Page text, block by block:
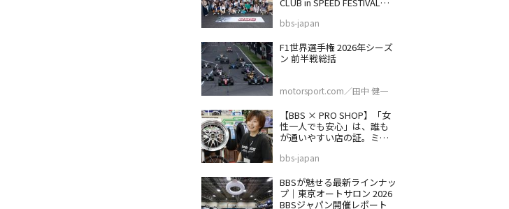
bbs-japan
F1世界選手権 2026年シーズ
ン 前半戦総括
motorsport.com／田中 健一
【BBS × PRO SHOP】「女
性一人でも安心」は、誰も
が通いやすい店の証。ミス
ス店
bbs-japan
BBSが魅せる最新ラインナッ
プ｜東京オートサロン 2026
BBSジャパン開催レポート